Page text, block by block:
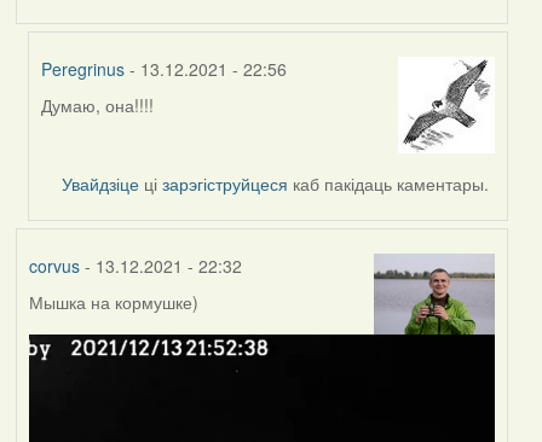
Peregrinus - 13.12.2021 - 22:56
In
corvus
Думаю, она!!!!
Увайдзіце цізарэгіструйцеся каб пакідаць каментары.
corvus- 13.12.2021 - 22:32
Мышка на кормушке)